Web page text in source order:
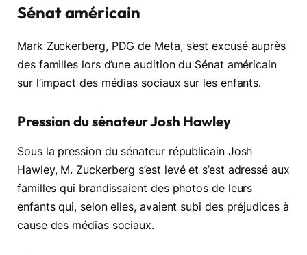
Sénat américain
Mark Zuckerberg, PDG de Meta, s’est excusé auprès
des familles lors d’une audition du Sénat américain
sur l’impact des médias sociaux sur les enfants.
Pression du sénateur Josh Hawley
Sous la pression du sénateur républicain Josh
Hawley, M. Zuckerberg s’est levé et s’est adressé aux
familles qui brandissaient des photos de leurs
enfants qui, selon elles, avaient subi des préjudices à
cause des médias sociaux.